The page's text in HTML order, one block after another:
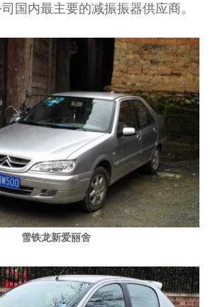
国内最主要的减振振器供应商。
雪铁龙新爱丽舍